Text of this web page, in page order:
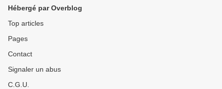
Hébergé par Overblog
Top articles
Pages
Contact
Signaler un abus
C.G.U.